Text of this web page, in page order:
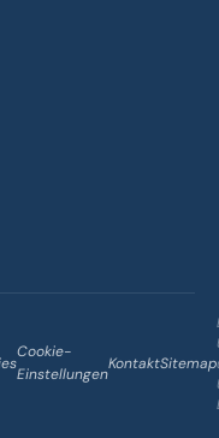
Cookie-
Einstellungen
KontaktSitemap